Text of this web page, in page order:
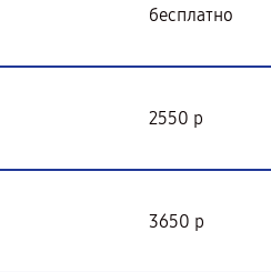
бесплатно
2550 р
3650 р